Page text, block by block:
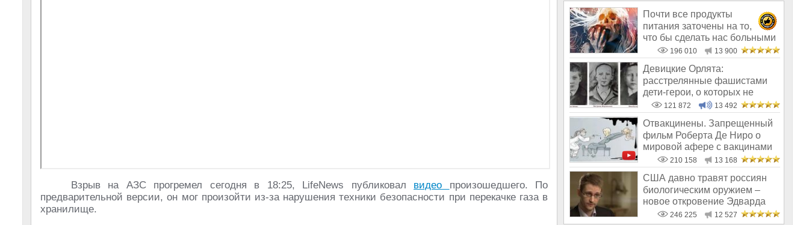
Взрыв на АЗС прогремел сегодня в 18:25, LifeNews публиковал видео произошедшего. По
предварительной версии, он мог произойти из-за нарушения техники безопасности при перекачке газа в
хранилище.
Почти все продукты
питания заточены на то,
что бы сделать нас больными
и бесплодным
196 010 13 900
Девицкие Орлята:
расстрелянные фашистами
дети-герои, о которых не
рассказывают в шк
121 872 13 492
Отвакцинены. Запрещенный
фильм Роберта Де Ниро о
мировой афере с вакцинами
210 158 13 168
США давно травят россиян
биологическим оружием –
новое откровение Эдварда
Сноудена
246 225 12 527